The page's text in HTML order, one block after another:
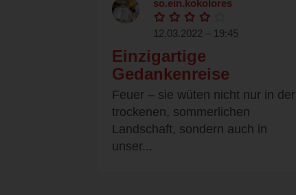
so.ein.kokolores
12.03.2022 – 19:45
Einzigartige
Gedankenreise
Feuer – sie wüten nicht nur in der
trockenen, sommerlichen
Landschaft, sondern auch in
unser...